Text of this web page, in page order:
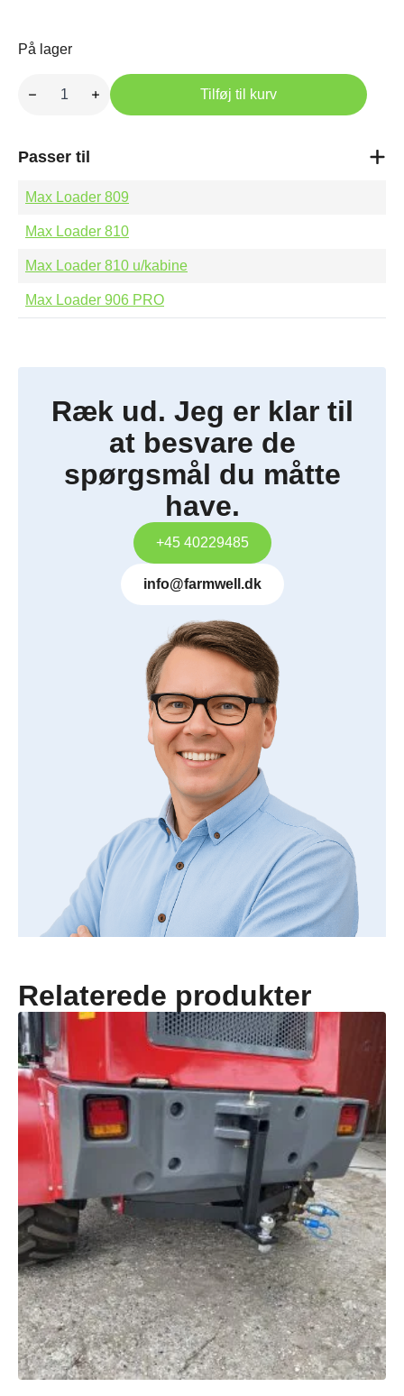
På lager
Kost
Tilføj til kurv
Passer til
Max Loader 809
Max Loader 810
Max Loader 810 u/kabine
Max Loader 906 PRO
Ræk ud. Jeg er klar til
at besvare de
spørgsmål du måtte
have.
+45 40229485
info@farmwell.dk
Relaterede produkter